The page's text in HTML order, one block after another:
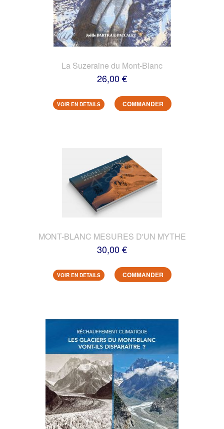
La Suzeraine du Mont-Blanc
26,00 €
VOIR EN DETAILS COMMANDER
MONT-BLANC MESURES D'UN MYTHE
30,00 €
VOIR EN DETAILS COMMANDER